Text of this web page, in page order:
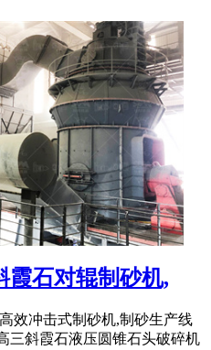
霞石对辊制砂机,
效冲击式制砂机,制砂生产线
三斜霞石液压圆锥石头破碎机